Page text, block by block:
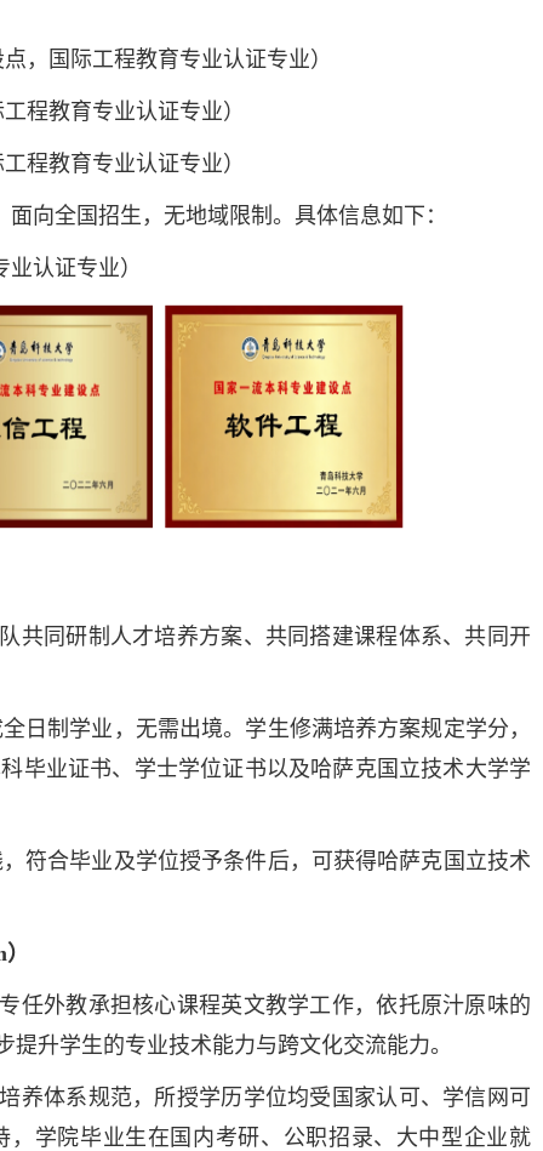
，国际工程教育专业认证专业）
程教育专业认证专业）
程教育专业认证专业）
向全国招生，无地域限制。具体信息如下：
认证专业）
共同研制人才培养方案、共同搭建课程体系、共同开
日制学业，无需出境。学生修满培养方案规定学分，
毕业证书、学士学位证书以及哈萨克国立技术大学学
符合毕业及学位授予条件后，可获得哈萨克国立技术
任外教承担核心课程英文教学工作，依托原汁原味的
升学生的专业技术能力与跨文化交流能力。
养体系规范，所授学历学位均受国家认可、学信网可
学院毕业生在国内考研、公职招录、大中型企业就